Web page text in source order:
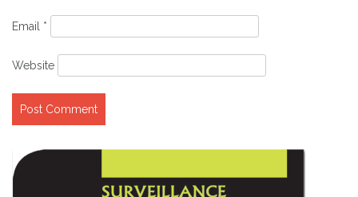
Email *
Website